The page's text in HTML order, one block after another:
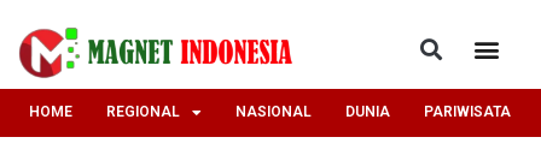
HOME REGIONAL NASIONAL DUNIA PARIWISATA